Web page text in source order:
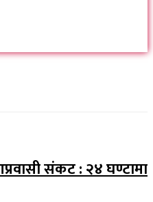
संकट : २४ घण्टामा